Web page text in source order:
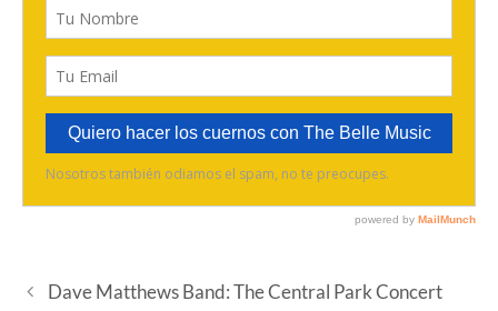
Dave Matthews Band: The Central Park Concert